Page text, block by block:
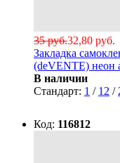
32,80 руб.
35 руб.
Закладка
(deVENTE) неон
В наличии
Стандарт: 1 / 12 /
Код: 116812